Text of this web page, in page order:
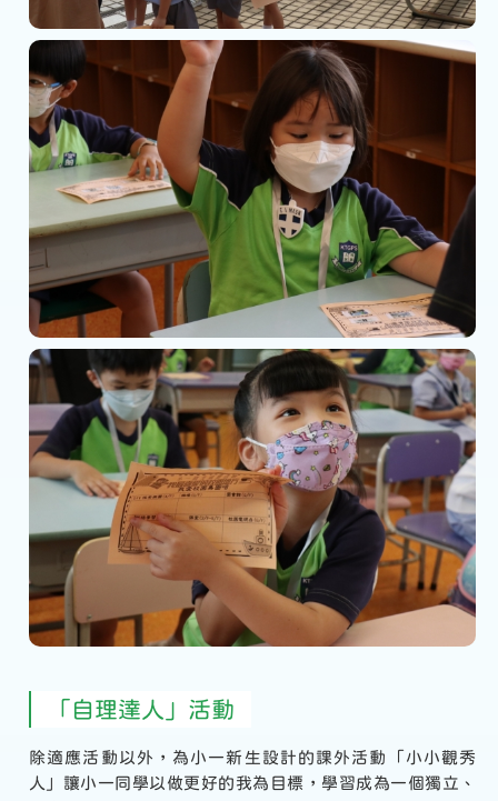
「自理達人」活動
除適應活動以外，為小一新生設計的課外活動「小小觀秀
人」讓小一同學以做更好的我為目標，學習成為一個獨立、